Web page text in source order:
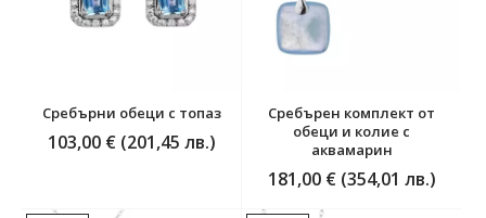
Сребърни обеци с топаз
103,00 € (201,45 лв.)
Сребърен комплект от
обеци и колие с
аквамарин
181,00 € (354,01 лв.)